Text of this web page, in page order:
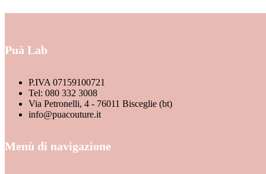
HOME COLLECTION
INTIMO
JUMPSUIT
NEW ARRIVALS
era:
è:
ha
essere
scelte
nella
pagina
Puà Lab
P.IVA 07159100721
Tel: 080 332 3008
Via Petronelli, 4 - 76011 Bisceglie (bt)
info@puacouture.it
Menù di navigazione